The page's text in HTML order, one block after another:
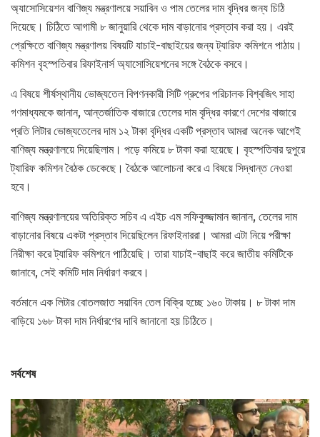
অ্যাসোসিয়েশন বাণিজ্য মন্ত্রণালয়ে সয়াবিন ও পাম তেলের দাম বৃদ্ধির জন্য চিঠি
দিয়েছে। চিঠিতে আগামী ৮ জানুয়ারি থেকে দাম বাড়ানোর প্রস্তাব করা হয়। এরই
প্রেক্ষিতে বাণিজ্য মন্ত্রণালয় বিষয়টি যাচাই-বাছাইয়ের জন্য ট্যারিফ কমিশনে পাঠায়।
কমিশন বৃহস্পতিবার রিফাইনার্স অ্যাসোসিয়েশনের সঙ্গে বৈঠকে বসবে।
এ বিষয়ে শীর্ষস্থানীয় ভোজ্যতেল বিপণনকারী সিটি গ্রুপের পরিচালক বিশ্বজিৎ সাহা
গণমাধ্যমকে জানান, আন্তর্জাতিক বাজারে তেলের দাম বৃদ্ধির কারণে দেশের বাজারে
প্রতি লিটার ভোজ্যতেলের দাম ১২ টাকা বৃদ্ধির একটি প্রস্তাব আমরা অনেক আগেই
বাণিজ্য মন্ত্রণালয়ে দিয়েছিলাম। পড়ে কমিয়ে ৮ টাকা করা হয়েছে। বৃহস্পতিবার দুপুরে
ট্যারিফ কমিশন বৈঠক ডেকেছে। বৈঠকে আলোচনা করে এ বিষয়ে সিদ্ধান্ত নেওয়া
হবে।
বাণিজ্য মন্ত্রণালয়ের অতিরিক্ত সচিব এ এইচ এম সফিকুজ্জামান জানান, তেলের দাম
বাড়ানোর বিষয়ে একটা প্রস্তাব দিয়েছিলেন রিফাইনাররা। আমরা এটা নিয়ে পরীক্ষা
নিরীক্ষা করে ট্যারিফ কমিশনে পাঠিয়েছি। তারা যাচাই-বাছাই করে জাতীয় কমিটিকে
জানাবে, সেই কমিটি দাম নির্ধারণ করবে।
বর্তমানে এক লিটার বোতলজাত সয়াবিন তেল বিক্রি হচ্ছে ১৬০ টাকায়। ৮ টাকা দাম
বাড়িয়ে ১৬৮ টাকা দাম নির্ধারণের দাবি জানানো হয় চিঠিতে।
সর্বশেষ